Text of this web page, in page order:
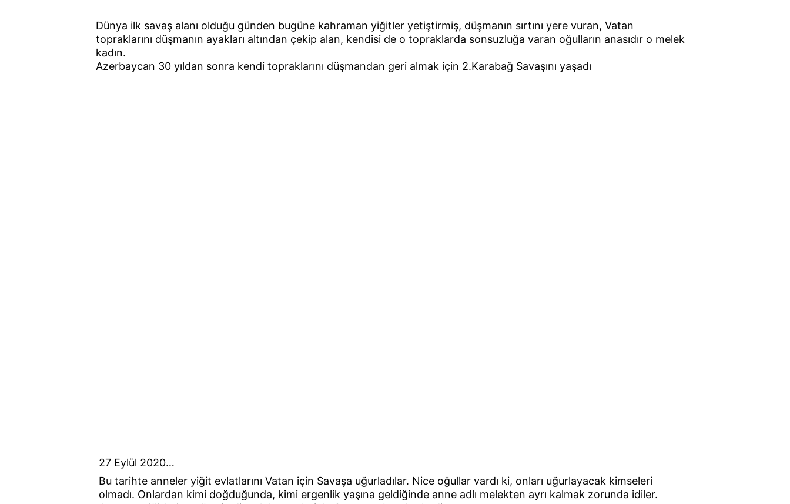
Dünya ilk savaş alanı olduğu günden bugüne kahraman yiğitler yetiştirmiş, düşmanın sırtını yere vuran, Vatan
topraklarını düşmanın ayakları altından çekip alan, kendisi de o topraklarda sonsuzluğa varan oğulların anasıdır o melek
kadın.
Azerbaycan 30 yıldan sonra kendi topraklarını düşmandan geri almak için 2.Karabağ Savaşını yaşadı
27 Eylül 2020…
Bu tarihte anneler yiğit evlatlarını Vatan için Savaşa uğurladılar. Nice oğullar vardı ki, onları uğurlayacak kimseleri
olmadı. Onlardan kimi doğduğunda, kimi ergenlik yaşına geldiğinde anne adlı melekten ayrı kalmak zorunda idiler.